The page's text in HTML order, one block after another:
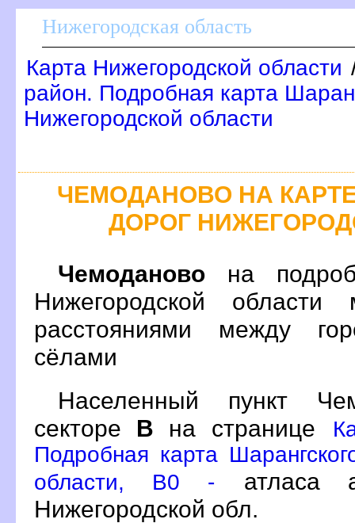
Нижегородская область
Карта Нижегородской области
район. Подробная карта
Нижегородской области
ЧЕМОДАНОВО НА
ДОРОГ
Чемоданово на
Нижегородской
расстояниями между
сёлами
Населенный пункт
секторе
на странице
Подробная карта
области, B0 -
атласа
Нижегородской обл.